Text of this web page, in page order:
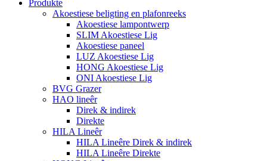
Produkte
Akoestiese beligting en plafonreeks
Akoestiese lampontwerp
SLIM Akoestiese Lig
Akoestiese paneel
LUZ Akoestiese Lig
HONG Akoestiese Lig
ONI Akoestiese Lig
BVG Grazer
HAO lineêr
Direk & indirek
Direkte
HILA Lineêr
HILA Lineêre Direk & indirek
HILA Lineêre Direkte